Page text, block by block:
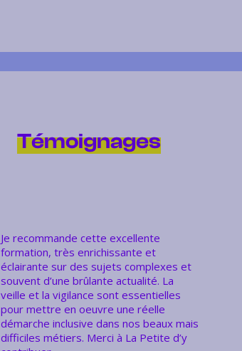
Témoignages
Je recommande cette excellente
formation, très enrichissante et
éclairante sur des sujets complexes et
souvent d’une brûlante actualité. La
veille et la vigilance sont essentielles
pour mettre en oeuvre une réelle
démarche inclusive dans nos beaux mais
difficiles métiers. Merci à La Petite d’y